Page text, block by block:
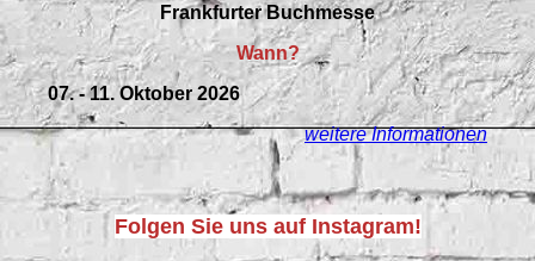
Frankfurter Buchmesse
Wann?
07. - 11. Oktober 2026
weitere Informationen
Folgen Sie uns auf Instagram!